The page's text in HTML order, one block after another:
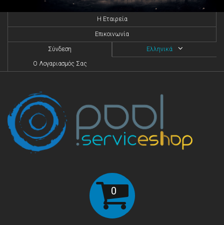
H Eταιρεία
Επικοινωνία
Ελληνικά
Σύνδεση
O Λογαριασμός Σας
0